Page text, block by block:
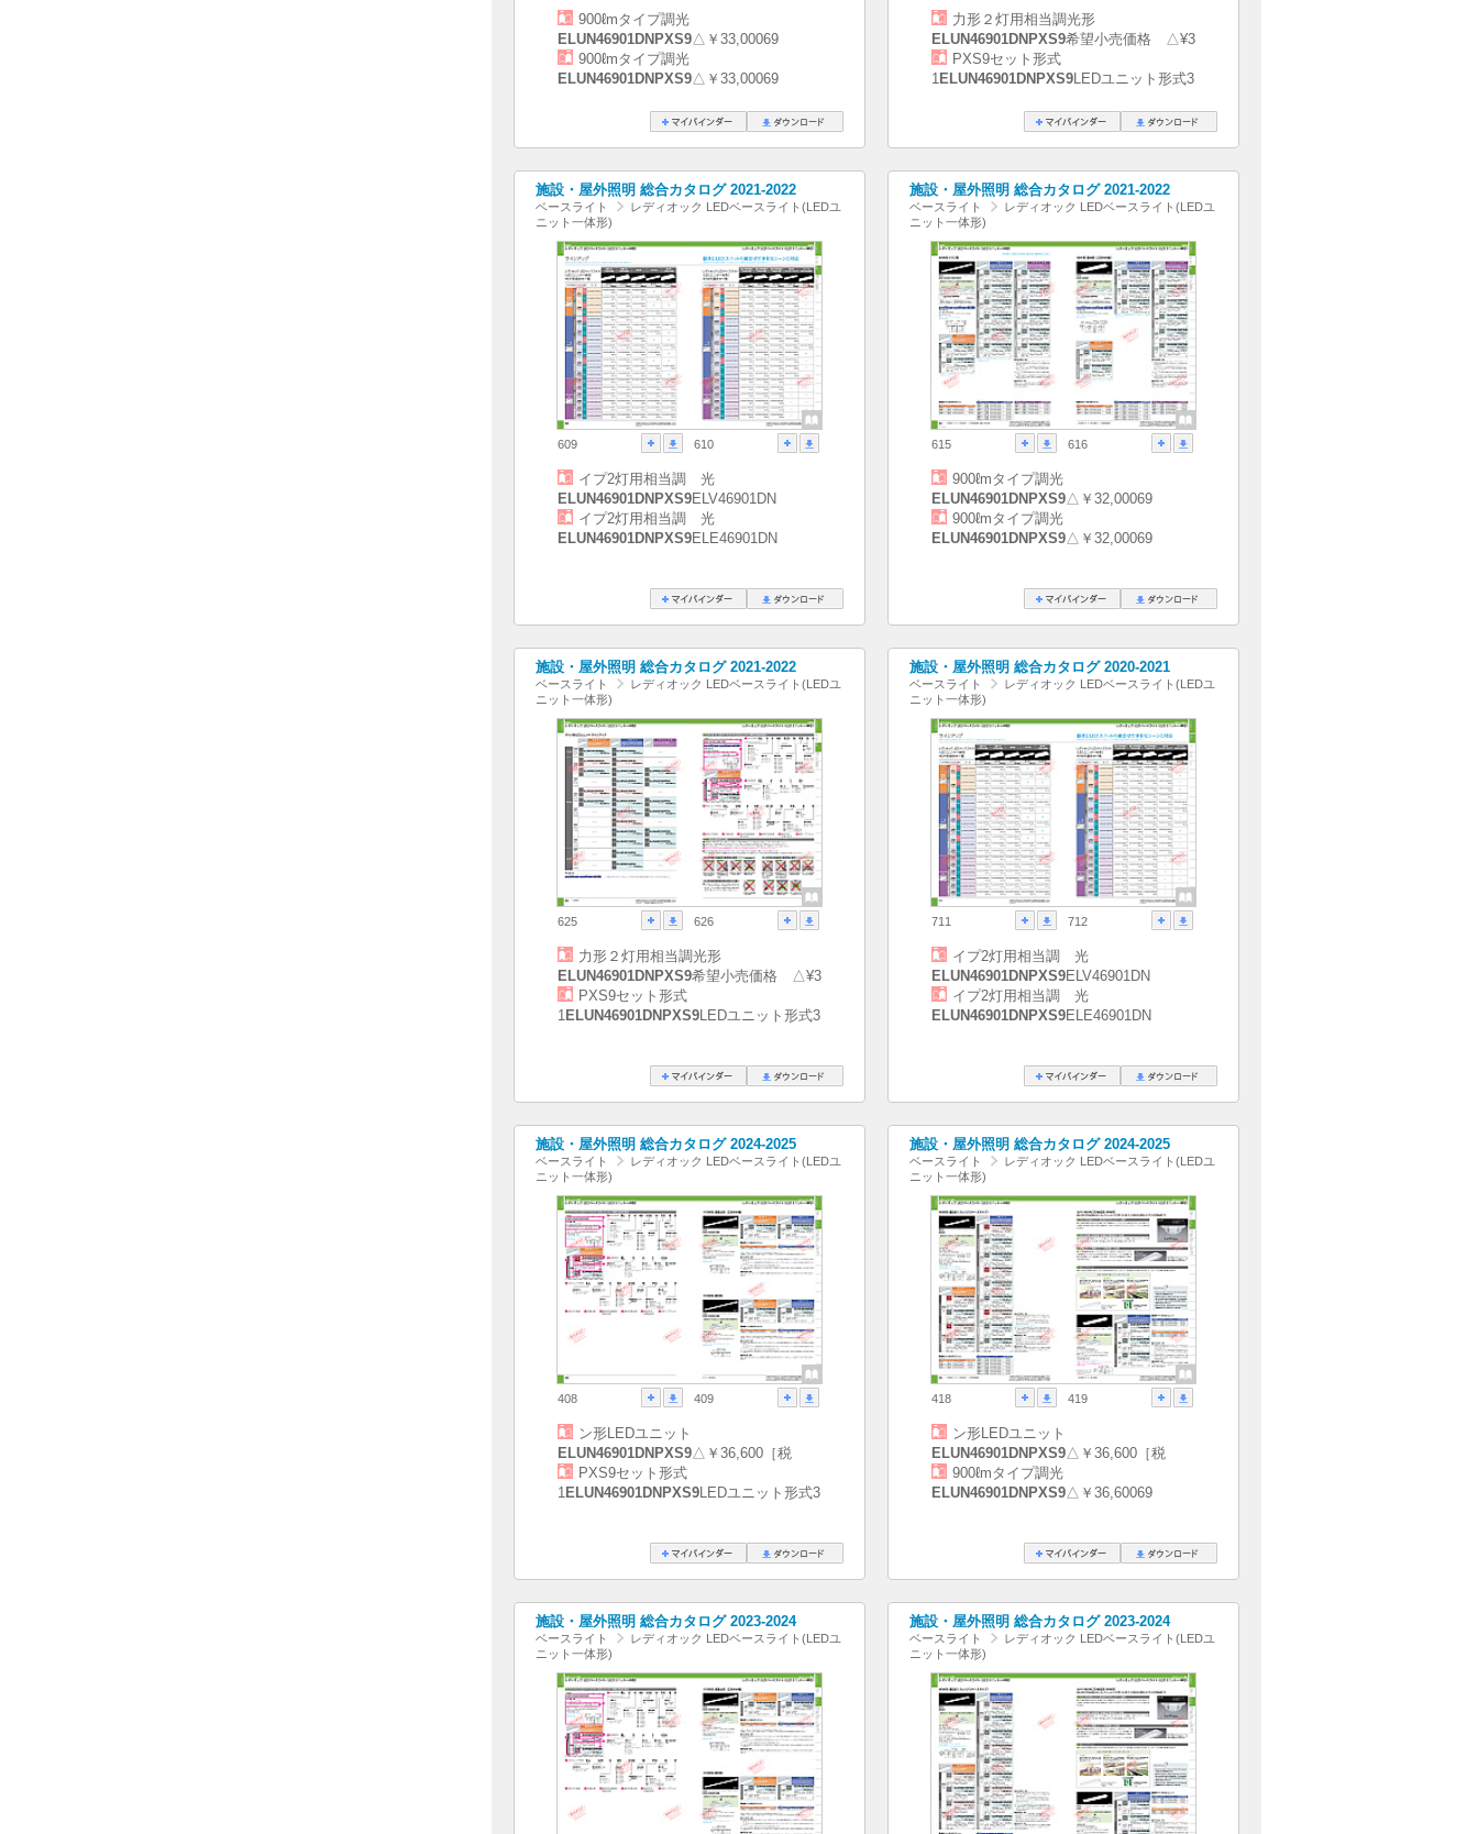
900ℓmタイプ調光
ELUN46901DNPXS9△￥33,00069
900ℓmタイプ調光
ELUN46901DNPXS9△￥33,00069
力形２灯用相当調光形
ELUN46901DNPXS9希望小売価格 △¥3
PXS9セット形式
1 ELUN46901DNPXS9 LEDユニット形式3
施設・屋外照明 総合カタログ 2021-2022
ベースライト
レディオック LEDベースライト(LEDユ
ニット一体形)
609 610
イプ2灯用相当調 光
ELUN46901DNPXS9ELV46901DN
イプ2灯用相当調 光
ELUN46901DNPXS9ELE46901DN
施設・屋外照明 総合カタログ 2021-2022
ベースライト
レディオック LEDベースライト(LEDユ
ニット一体形)
615 616
900ℓmタイプ調光
ELUN46901DNPXS9△￥32,00069
900ℓmタイプ調光
ELUN46901DNPXS9△￥32,00069
施設・屋外照明 総合カタログ 2021-2022
ベースライト
レディオック LEDベースライト(LEDユ
ニット一体形)
625 626
力形２灯用相当調光形
ELUN46901DNPXS9希望小売価格 △¥3
PXS9セット形式
1 ELUN46901DNPXS9 LEDユニット形式3
施設・屋外照明 総合カタログ 2020-2021
ベースライト
レディオック LEDベースライト(LEDユ
ニット一体形)
711 712
イプ2灯用相当調 光
ELUN46901DNPXS9ELV46901DN
イプ2灯用相当調 光
ELUN46901DNPXS9ELE46901DN
施設・屋外照明 総合カタログ 2024-2025
ベースライト
レディオック LEDベースライト(LEDユ
ニット一体形)
408 409
ン形LEDユニット
ELUN46901DNPXS9△￥36,600［税
PXS9セット形式
1 ELUN46901DNPXS9 LEDユニット形式3
施設・屋外照明 総合カタログ 2024-2025
ベースライト
レディオック LEDベースライト(LEDユ
ニット一体形)
418 419
ン形LEDユニット
ELUN46901DNPXS9△￥36,600［税
900ℓmタイプ調光
ELUN46901DNPXS9△￥36,60069
施設・屋外照明 総合カタログ 2023-2024
ベースライト
レディオック LEDベースライト(LEDユ
ニット一体形)
施設・屋外照明 総合カタログ 2023-2024
ベースライト
レディオック LEDベースライト(LEDユ
ニット一体形)